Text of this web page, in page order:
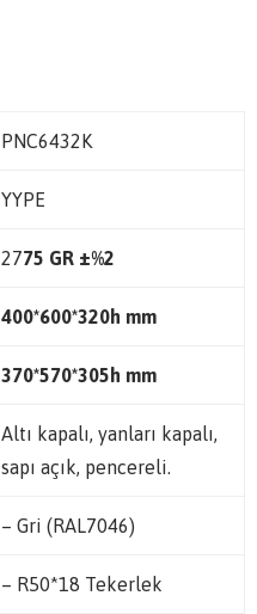
PNC6432K
YYPE
2775 GR ±%2
400*600*320h mm
370*570*305h mm
Altı kapalı, yanları kapalı,
sapı açık, pencereli.
– Gri (RAL7046)
– R50*18 Tekerlek